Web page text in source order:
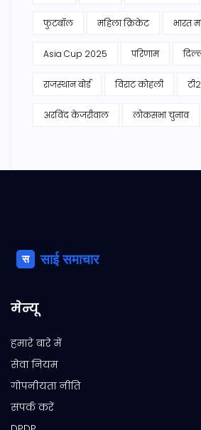
फुटबॉल महिला क्रिकेट भारत
Asia Cup 2025 परिणाम
राजस्थान बोर्ड विराट कोहली
अरविंद केजरीवाल लोकसभा चुनाव
मेन्यू
हमारे बारे में
सेवा नियम
गोपनीयता नीति
संपर्क करें